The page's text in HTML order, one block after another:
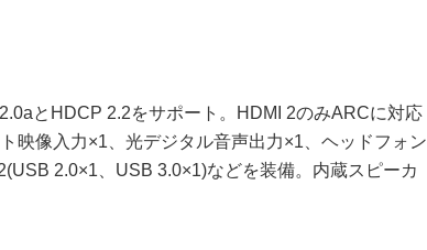
とHDCP 2.2をサポート。HDMI 2のみARCに対応
映像入力×1、光デジタル音声出力×1、ヘッドフォン
2.0×1、USB 3.0×1)などを装備。内蔵スピーカ